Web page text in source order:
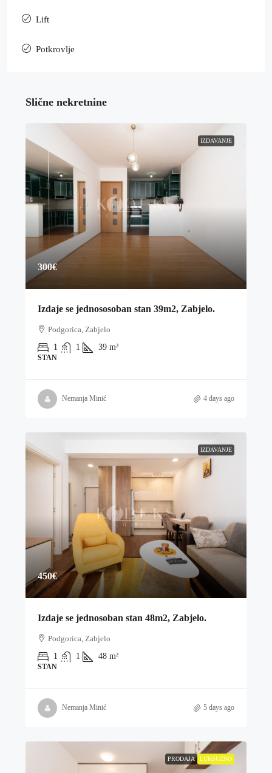
Lift
Potkrovlje
Slične nekretnine
IZDAVANJE
300€
Izdaje se jednososoban stan 39m2, Zabjelo.
Podgorica, Zabjelo
1
1 39 m²
STAN
Nemanja Minić 4 days ago
IZDAVANJE
450€
Izdaje se jednosoban stan 48m2, Zabjelo.
Podgorica, Zabjelo
1
1 48 m²
STAN
Nemanja Minić 5 days ago
PRODAJA LUKSUZNO